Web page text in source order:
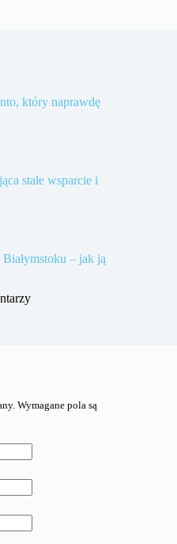
który naprawdę
stałe wsparcie i
– jak ją
Wymagane pola są